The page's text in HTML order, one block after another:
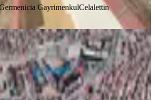
GayrimenkulCelalettin
Müstakil Ev
Akçakoyunlu Mahallesi
·96 m² ·05.07.2026